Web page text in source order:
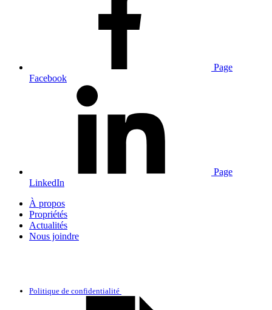
Page
Facebook
Page
LinkedIn
À propos
Propriétés
Actualités
Nous joindre
Politique de confidentialité